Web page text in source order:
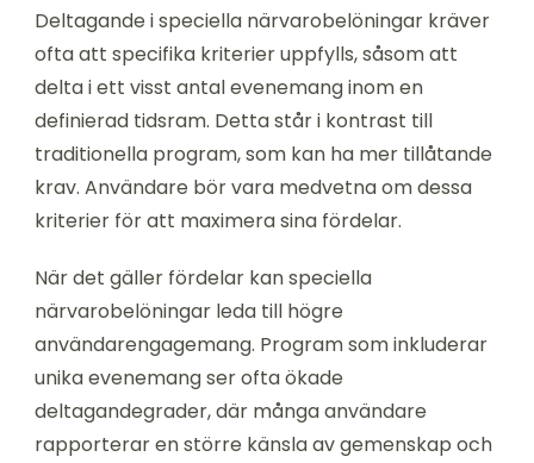
Deltagande i speciella närvarobelöningar kräver
ofta att specifika kriterier uppfylls, såsom att
delta i ett visst antal evenemang inom en
definierad tidsram. Detta står i kontrast till
traditionella program, som kan ha mer tillåtande
krav. Användare bör vara medvetna om dessa
kriterier för att maximera sina fördelar.
När det gäller fördelar kan speciella
närvarobelöningar leda till högre
användarengagemang. Program som inkluderar
unika evenemang ser ofta ökade
deltagandegrader, där många användare
rapporterar en större känsla av gemenskap och